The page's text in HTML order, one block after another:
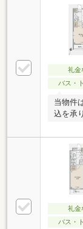
礼金
バス・
当物件
込を承
礼金
バス・